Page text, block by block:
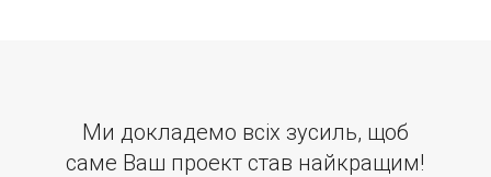
Ми докладемо всіх зусиль, щоб
саме Ваш проект став найкращим!